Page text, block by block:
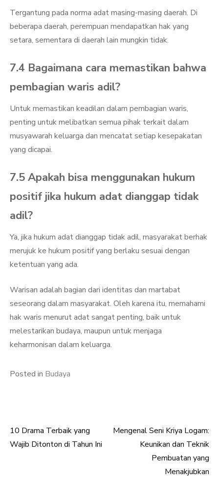
Tergantung pada norma adat masing-masing daerah. Di
beberapa daerah, perempuan mendapatkan hak yang
setara, sementara di daerah lain mungkin tidak.
7.4 Bagaimana cara memastikan bahwa
pembagian waris adil?
Untuk memastikan keadilan dalam pembagian waris,
penting untuk melibatkan semua pihak terkait dalam
musyawarah keluarga dan mencatat setiap kesepakatan
yang dicapai.
7.5 Apakah bisa menggunakan hukum
positif jika hukum adat dianggap tidak
adil?
Ya, jika hukum adat dianggap tidak adil, masyarakat berhak
merujuk ke hukum positif yang berlaku sesuai dengan
ketentuan yang ada.
Warisan adalah bagian dari identitas dan martabat
seseorang dalam masyarakat. Oleh karena itu, memahami
hak waris menurut adat sangat penting, baik untuk
melestarikan budaya, maupun untuk menjaga
keharmonisan dalam keluarga.
Posted in Budaya
Post
10 Drama Terbaik yang
Wajib Ditonton di Tahun Ini
Mengenal Seni Kriya Logam:
Keunikan dan Teknik
Pembuatan yang
Menakjubkan